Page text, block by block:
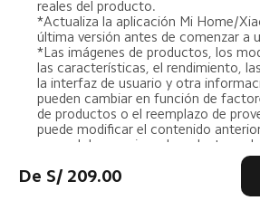
De S/ 209.00
reales del producto.
*Actualiza la aplicación Mi Home/
última versión antes de comenzar a
*Las imágenes de productos, los
las características, el rendimiento,
la interfaz de usuario y otra
pueden cambiar en función de
de productos o el reemplazo de
puede modificar el contenido
manual de usuario y el producto real